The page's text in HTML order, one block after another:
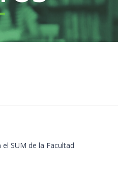
SUM de la Facultad